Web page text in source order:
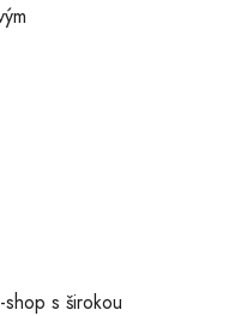
je 5 z 5 hvězdiček.
s širokou